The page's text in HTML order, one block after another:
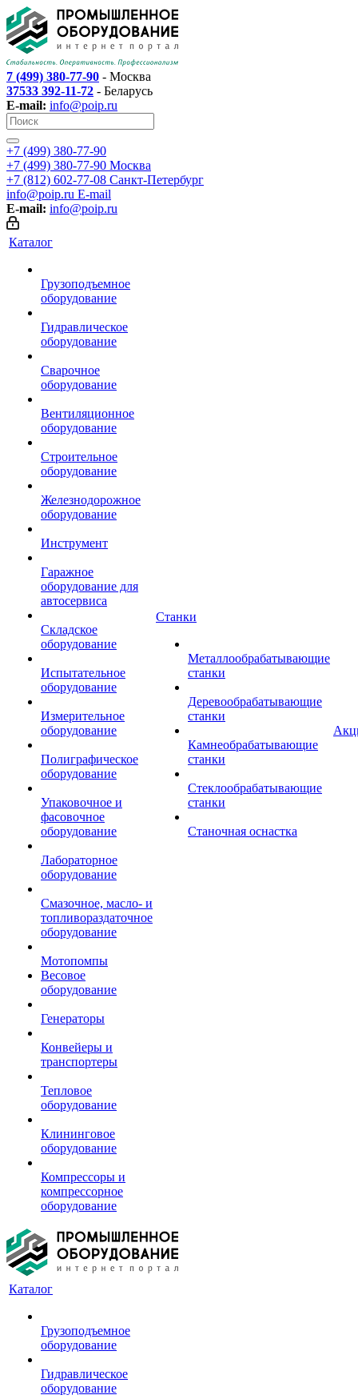
7 (499) 380-77-90 - Москва
37533 392-11-72 - Беларусь
E-mail: info@poip.ru
+7 (499) 380-77-90
+7 (499) 380-77-90 Москва
+7 (812) 602-77-08 Санкт-Петербург
info@poip.ru E-mail
E-mail: info@poip.ru
Каталог
Грузоподъемное
оборудование
Гидравлическое
оборудование
Сварочное
оборудование
Вентиляционное
оборудование
Строительное
оборудование
Железнодорожное
оборудование
Инструмент
Гаражное
оборудование для
автосервиса
Складское
оборудование
Испытательное
оборудование
Измерительное
оборудование
Полиграфическое
оборудование
Упаковочное и
фасовочное
оборудование
Лабораторное
оборудование
Смазочное, масло- и
топливораздаточное
оборудование
Мотопомпы
Весовое
оборудование
Генераторы
Конвейеры и
транспортеры
Тепловое
оборудование
Клининговое
оборудование
Компрессоры и
компрессорное
оборудование
Станки
Металлообрабатывающие
станки
Деревообрабатывающие
станки
Камнеобрабатывающие
станки
Стеклообрабатывающие
станки
Станочная оснастка
Каталог
Грузоподъемное
оборудование
Гидравлическое
оборудование